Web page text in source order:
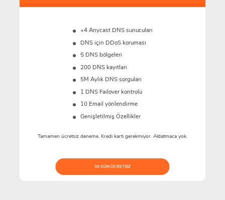
+4 Anycast DNS sunucuları
DNS için DDoS koruması
5 DNS bölgeleri
200 DNS kayıtları
5M Aylık DNS sorguları
1 DNS Failover kontrolü
10 Email yönlendirme
Genişletilmiş Özellikler
Tamamen ücretsiz deneme. Kredi kartı gerekmiyor. Aldatmaca yok.
30 GÜN ÜCRETSIZ